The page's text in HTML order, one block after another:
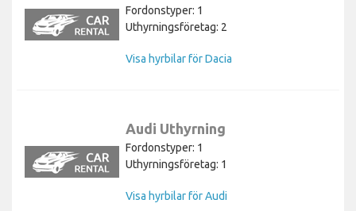
Fordonstyper: 1
Uthyrningsföretag: 2
Visa hyrbilar för Dacia
Audi Uthyrning
Fordonstyper: 1
Uthyrningsföretag: 1
Visa hyrbilar för Audi